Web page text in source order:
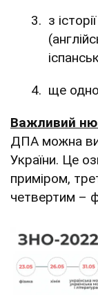
з
ще
Важливий
ДПА можна
України. Це
приміром,
четвертим –